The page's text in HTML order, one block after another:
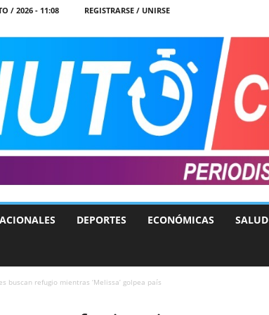
/ 2026 - 11:08 REGISTRARSE / UNIRSE
DEPORTES ECONÓMICAS SALUD
buscan refugio mientras ‘Melissa’ golpea país